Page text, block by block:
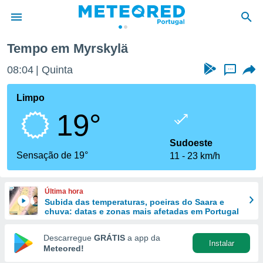
da
foi
fornecidas
a este
das
e
forma
digital
Tempo em Myrskylä
08:04 Quinta ...
Limpo
19°
Sensação de 19°
Sudoeste
11
23 km/h
Última hora
Subida das temperaturas, poeiras do Saara e
chuva: datas e zonas mais afetadas em Portugal
Descarregue GRÁTIS a app da
Meteored!
Instalar